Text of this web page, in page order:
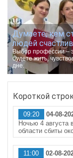
Думаете, кем
людей
Выбор профессии –
будете жить,
дне.
Короткой
09:20
04-08-
Ночью 4 августа
области сбиты
11:00
02-08-